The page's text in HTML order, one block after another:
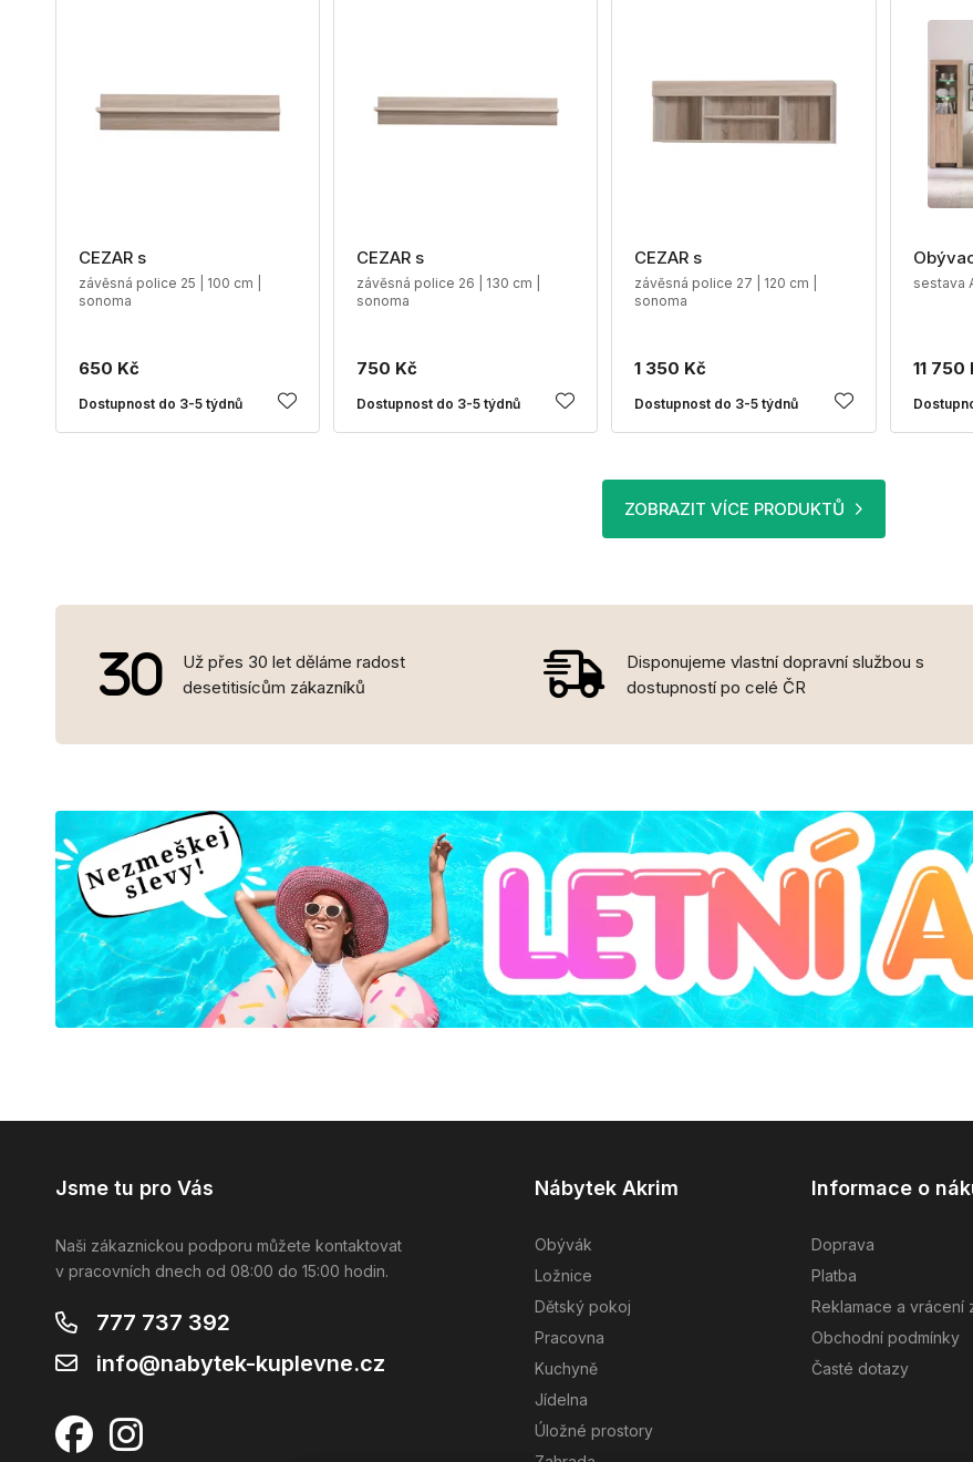
CEZAR s
závěsná police 25 | 100 cm |
sonoma
650 Kč
Dostupnost do 3-5 týdnů
CEZAR s
závěsná police 26 | 130 cm |
sonoma
750 Kč
Dostupnost do 3-5 týdnů
CEZAR s
závěsná police 27 | 120 cm |
sonoma
1 350 Kč
Dostupnost do 3-5 týdnů
sestava
11 750
ZOBRAZIT VÍCE PRODUKTŮ
Už přes 30 let děláme radost
desetitisícům zákazníků
Disponujeme vlastní dopravní službou s
dostupností po celé ČR
Jsme tu pro Vás
Naši zákaznickou podporu můžete kontaktovat
v pracovních dnech od 08:00 do 15:00 hodin.
777 737 392
info@nabytek-kuplevne.cz
Nábytek Akrim
Obývák
Ložnice
Dětský pokoj
Pracovna
Kuchyně
Jídelna
Úložné prostory
Informace o
Doprava
Platba
Reklamace a vrácení
Obchodní podmínky
Časté dotazy